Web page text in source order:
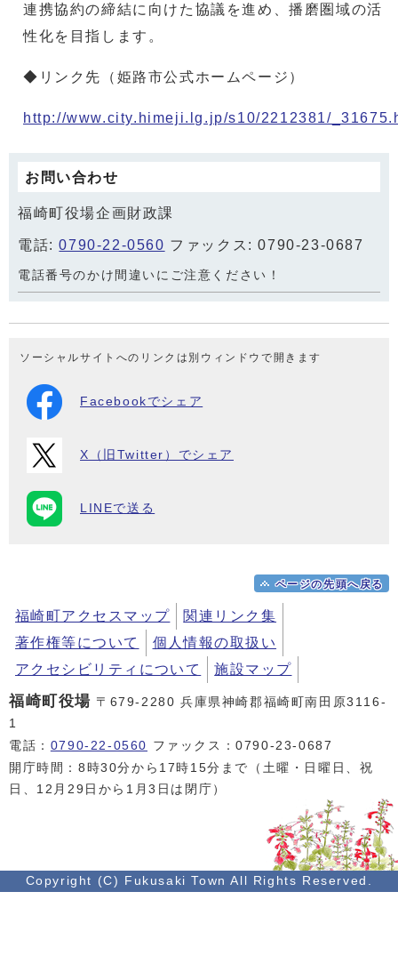
連携協約の締結に向けた協議を進め、播磨圏域の活
性化を目指します。
◆リンク先（姫路市公式ホームページ）
http://www.city.himeji.lg.jp/s10/2212381/
お問い合わせ
福崎町役場企画財政課
電話:0790-22-0560 ファックス: 0790-23-0687
電話番号のかけ間違いにご注意ください！
ソーシャルサイトへのリンクは別ウィンドウで開きます
Facebookでシェア
X（旧Twitter）でシェア
LINEで送る
ページの先頭へ戻る
福崎町アクセスマップ
関連リンク集
著作権等について
個人情報の取扱い
アクセシビリティについて
施設マップ
福崎町役場 〒679-2280 兵庫県神崎郡福崎町南田原3116-
1
電話： 0790-22-0560 ファックス：0790-23-0687
開庁時間：8時30分から17時15分まで（土曜・日曜日、祝
日、12月29日から1月3日は閉庁）
Copyright (C) Fukusaki Town All Rights Reserved.